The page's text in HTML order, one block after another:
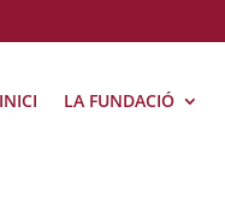
INICI LA FUNDACIÓ